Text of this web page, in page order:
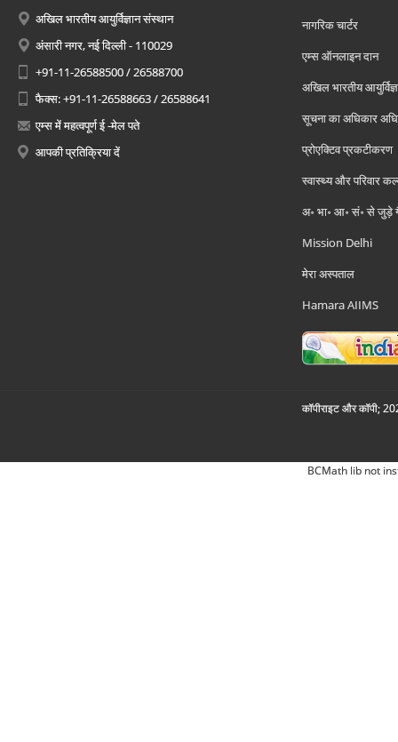
अखिल भारतीय आयुर्विज्ञान संस्थान
अंसारी नगर, नई दिल्ली - 110029
+91-11-26588500 / 26588700
फैक्स: +91-11-26588663 / 26588641
एम्स में महत्वपूर्ण ई -मेल पते
आपकी प्रतिक्रिया दें
नागरिक चार्टर
एम्स ऑनलाइन दान
अखिल भारतीय
सूचना का अधिकार
प्रोएक्टिव प्रकटीकरण
स्वास्थ्य और परिवार
अ॰ भा॰ आ॰ सं॰ से जुड़े
Mission Delhi
मेरा अस्पताल
Hamara AIIMS
कॉपीराइट और कॉपी;
BCMath lib not